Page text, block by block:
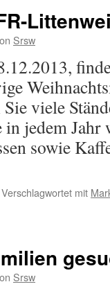
Srsw
viele
jedem
sowie
Verschlagwortet mit
Srsw